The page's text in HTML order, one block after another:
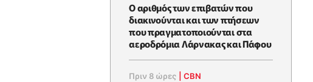
Ο αριθμός των επιβατών που
διακινούνται και των πτήσεων
που πραγματοποιούνται στα
αεροδρόμια Λάρνακας και Πάφου
Πριν 8 ώρες |CBN